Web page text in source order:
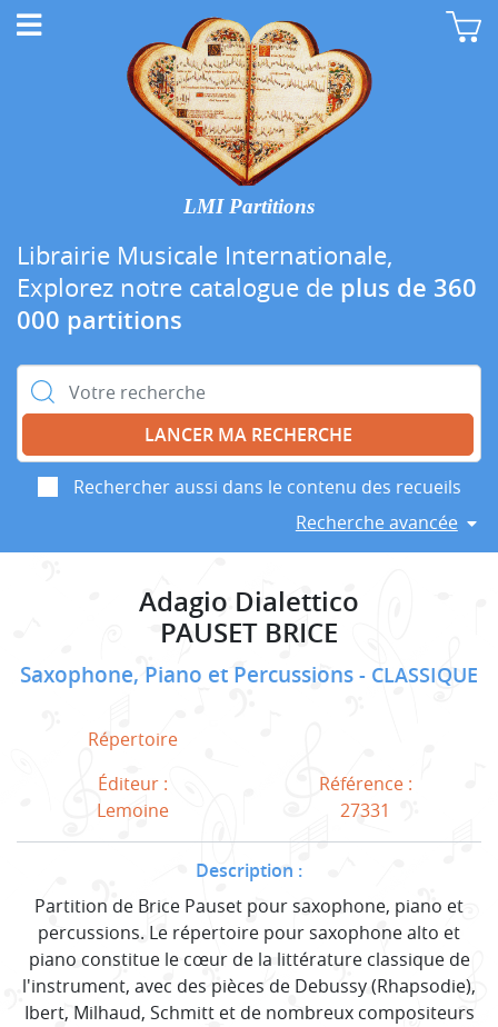
LMI Partitions
Librairie Musicale Internationale,
Explorez notre catalogue de plus de 360
000 partitions
Rechercher :
Rechercher aussi dans le contenu des recueils
Recherche avancée
Adagio Dialettico
PAUSET BRICE
Saxophone, Piano et Percussions CLASSIQUE
Répertoire
Éditeur :
Lemoine
Référence :
27331
Description :
Partition de Brice Pauset pour saxophone, piano et
percussions. Le répertoire pour saxophone alto et
piano constitue le cœur de la littérature classique de
l'instrument, avec des pièces de Debussy (Rhapsodie),
Ibert, Milhaud, Schmitt et de nombreux compositeurs